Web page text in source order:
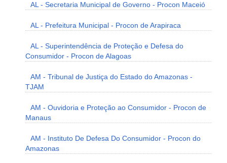
AL - Secretaria Municipal de Governo - Procon Maceió
AL - Prefeitura Municipal - Procon de Arapiraca
AL - Superintendência de Proteção e Defesa do
Consumidor - Procon de Alagoas
AM - Tribunal de Justiça do Estado do Amazonas -
TJAM
AM - Ouvidoria e Proteção ao Consumidor - Procon de
Manaus
AM - Instituto De Defesa Do Consumidor - Procon do
Amazonas